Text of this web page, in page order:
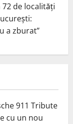
de localități
a zburat”
911 Tribute
cu un nou